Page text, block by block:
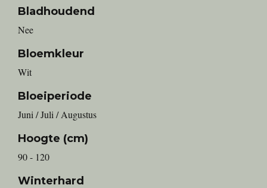
Bladhoudend
Nee
Bloemkleur
Wit
Bloeiperiode
Juni / Juli / Augustus
Hoogte (cm)
90 - 120
Winterhard